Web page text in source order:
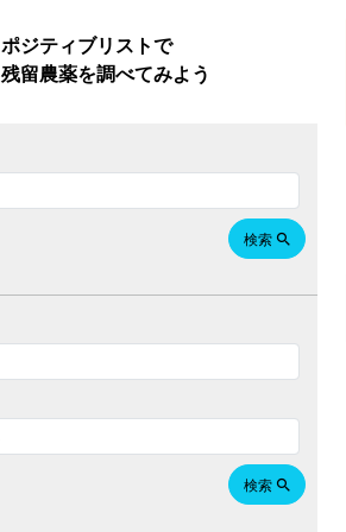
ポジティブリストで
残留農薬を調べてみよう
検索 search
検索 search